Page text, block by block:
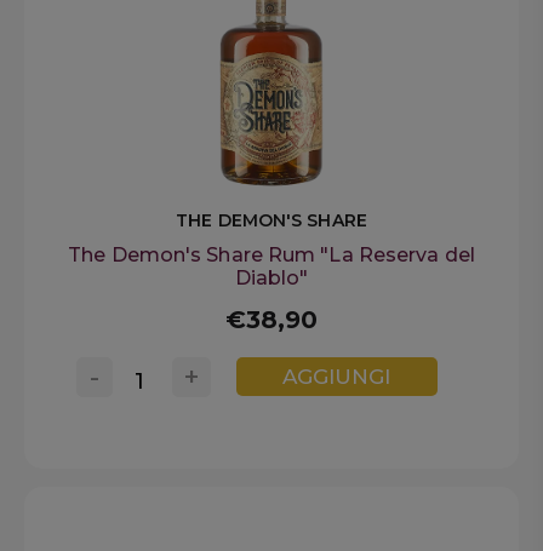
THE DEMON'S SHARE
The Demon's Share Rum "La Reserva del
Diablo"
€38,90
+
- AGGIUNGI